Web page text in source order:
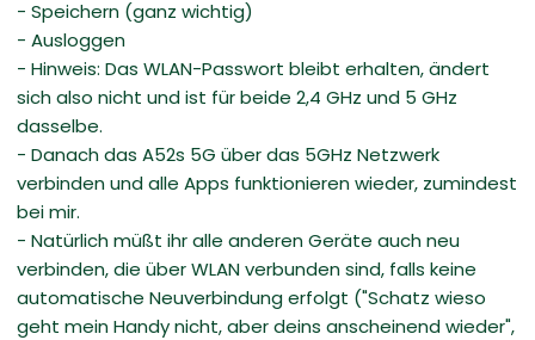
- Speichern (ganz wichtig)
- Ausloggen
- Hinweis: Das WLAN-Passwort bleibt erhalten, ändert
sich also nicht und ist für beide 2,4 GHz und 5 GHz
dasselbe.
- Danach das A52s 5G über das 5GHz Netzwerk
verbinden und alle Apps funktionieren wieder, zumindest
bei mir.
- Natürlich müßt ihr alle anderen Geräte auch neu
verbinden, die über WLAN verbunden sind, falls keine
automatische Neuverbindung erfolgt ("Schatz wieso
geht mein Handy nicht, aber deins anscheinend wieder",